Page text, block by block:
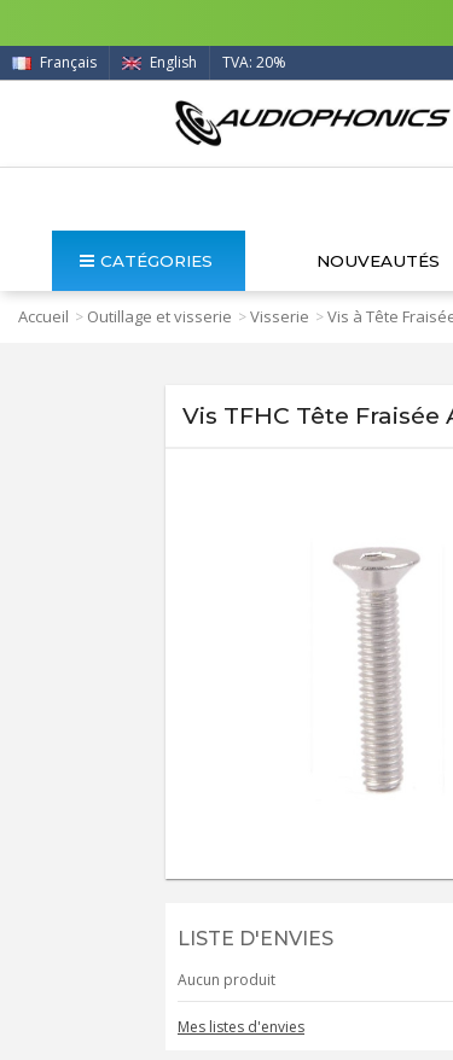
Français English TVA: 20%
CATÉGORIES NOUVEAUTÉS
Accueil > Outillage et visserie >Visserie >Vis à Tête
Vis TFHC Tête
LISTE D'ENVIES
Aucun produit
Mes listes d'envies